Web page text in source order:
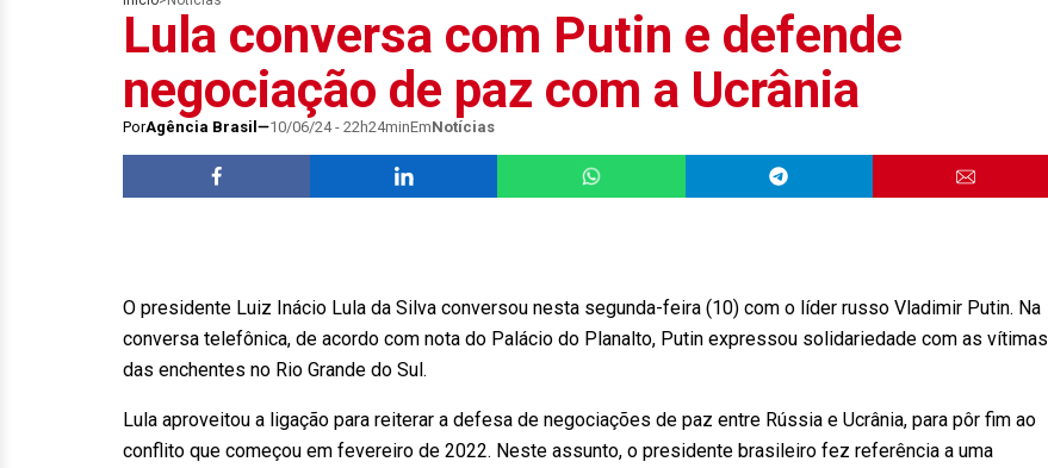
Lula conversa com Putin e defende
negociação de paz com a Ucrânia
PorAgência Brasil 10/06/24 - 22h24minEmNotícias
O presidente Luiz Inácio Lula da Silva conversou nesta segunda-feira (10) com o líder russo Vladimir Putin. Na
conversa telefônica, de acordo com nota do Palácio do Planalto, Putin expressou solidariedade com as vítimas
das enchentes no Rio Grande do Sul.
Lula aproveitou a ligação para reiterar a defesa de negociações de paz entre Rússia e Ucrânia, para pôr fim ao
conflito que começou em fevereiro de 2022. Neste assunto, o presidente brasileiro fez referência a uma